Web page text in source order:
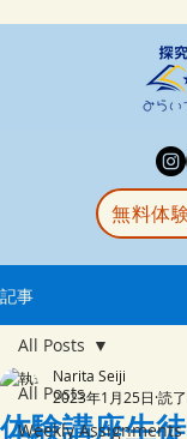
無料体
記事
All Posts
Weekly Assignments
All Posts
体験講座生
Narita Seiji
2023年1月25日 読